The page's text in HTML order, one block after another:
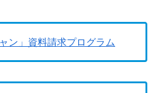
ン」資料請求プログラム